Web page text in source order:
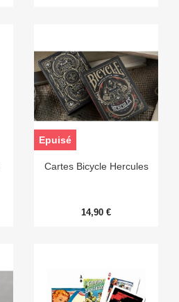
Cartes Bicycle Hercules
14,90 €
Epuisé